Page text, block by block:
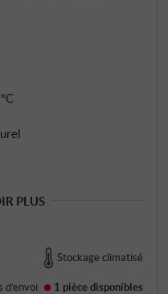
PLUS
Stockage climatisé
d’envoi 1 piècedisponibles